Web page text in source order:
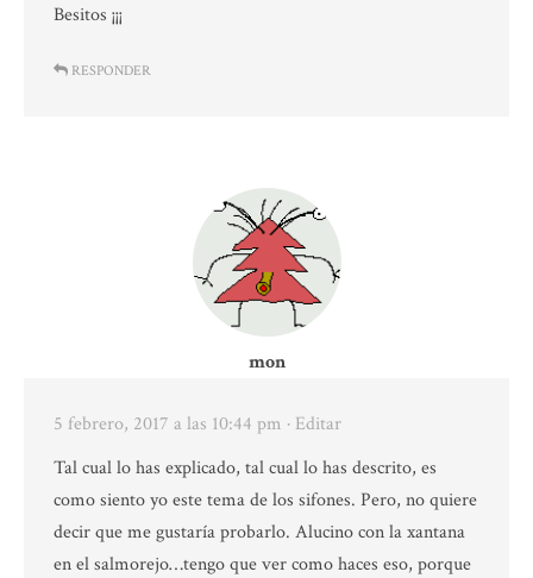
Besitos ¡¡¡
RESPONDER
mon
5 febrero, 2017 a las 10:44 pm · Editar
Tal cual lo has explicado, tal cual lo has descrito, es
como siento yo este tema de los sifones. Pero, no quiere
decir que me gustaría probarlo. Alucino con la xantana
en el salmorejo…tengo que ver como haces eso, porque